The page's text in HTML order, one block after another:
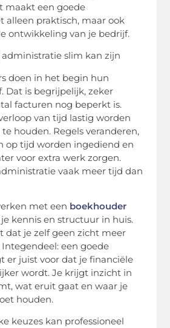
maakt een goede
alleen praktisch, maar ook
ontwikkeling van je bedrijf.
slim kan zijn
doen in het begin hun
Dat is begrijpelijk, zeker
facturen nog beperkt is.
van tijd lastig worden
houden. Regels veranderen,
op tijd worden ingediend en
voor extra werk zorgen.
vaak meer tijd dan
met een boekhouder
kennis en structuur in huis.
dat je zelf geen zicht meer
een goede
er juist voor dat je financiële
wordt. Je krijgt inzicht in
wat eruit gaat en waar je
houden.
keuzes kan professioneel